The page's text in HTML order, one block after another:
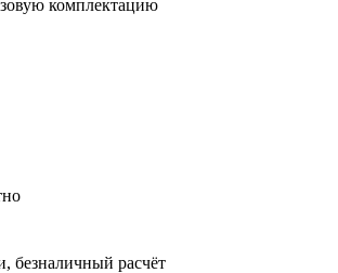
комплектацию
безналичный расчёт